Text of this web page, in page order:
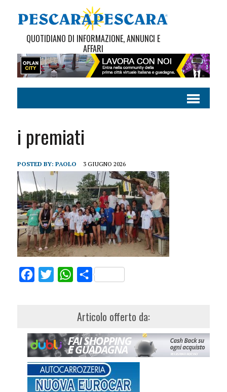
QUOTIDIANO DI INFORMAZIONE, ANNUNCI E
AFFARI
i premiati
POSTED BY: PAOLO 3 GIUGNO 2026
FacebookTwitterWhatsApp
Share
Articolo offerto da: